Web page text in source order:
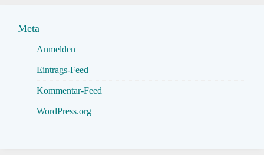
Meta
Anmelden
Eintrags-Feed
Kommentar-Feed
WordPress.org